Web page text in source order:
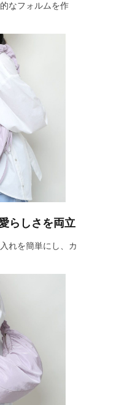
なフォルムを作
らしさを両立
れを簡単にし、カ